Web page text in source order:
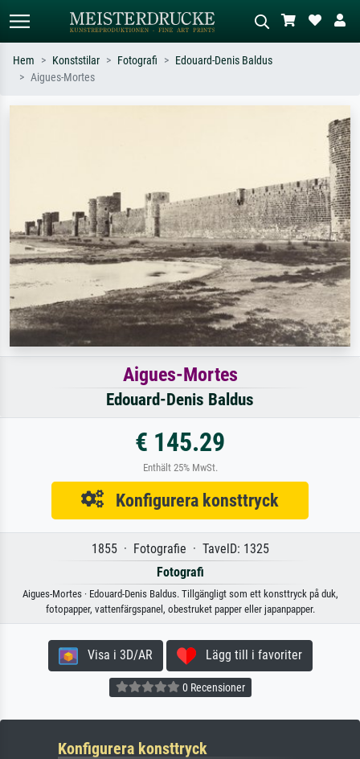
Beskriv scenen – t.ex. grön äng,
abstrakt med mycket rött, mörk
oljemålning, stående naken bredvid ett
Hem Konststilar Fotografi
Edouard-Denis Baldus
Aigues-Mortes
Aigues-Mortes
Edouard-Denis Baldus
€ 145.29
Enthält 25% MwSt.
Konfigurera konsttryck
1855 · Fotografie · TavelD: 1325
Fotografi
Aigues-Mortes · Edouard-Denis Baldus. Tillgängligt som ett konsttryck på duk,
fotopapper, vattenfärgspanel, obestruket papper eller japanpapper.
Visa i 3D/AR Lägg till i favoriter
0 Recensioner
Konfigurera konsttryck